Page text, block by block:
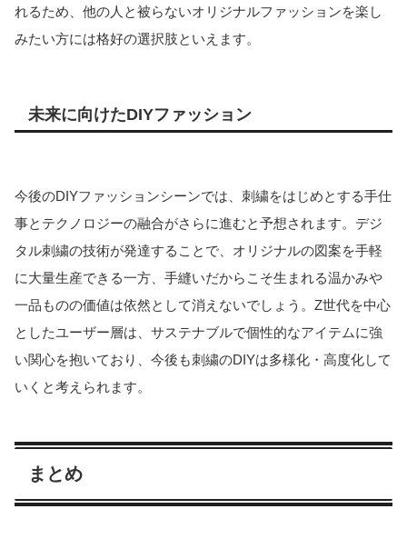
れるため、他の人と被らないオリジナルファッションを楽し
みたい方には格好の選択肢といえます。
未来に向けたDIYファッション
今後のDIYファッションシーンでは、刺繍をはじめとする手仕
事とテクノロジーの融合がさらに進むと予想されます。デジ
タル刺繍の技術が発達することで、オリジナルの図案を手軽
に大量生産できる一方、手縫いだからこそ生まれる温かみや
一品ものの価値は依然として消えないでしょう。Z世代を中心
としたユーザー層は、サステナブルで個性的なアイテムに強
い関心を抱いており、今後も刺繍のDIYは多様化・高度化して
いくと考えられます。
まとめ